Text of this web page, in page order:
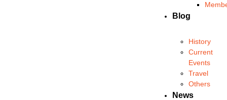
Blog
History
Current
Events
Travel
Others
News